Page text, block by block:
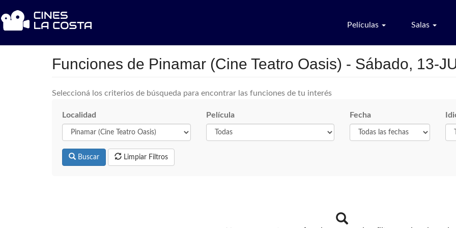
Películas Salas
Funciones de Pinamar (Cine Teatro Oasis) - Sábado, 13-
Seleccioná los criterios de búsqueda para encontrar las funciones de tu interés
Localidad Película Fecha
Buscar Limpiar Filtros